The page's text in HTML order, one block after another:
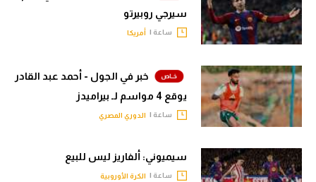
سيرجي روبيرتو
ساعة | أمريكا
خبر في الجول - أحمد عبد القادر
يوقع 4 مواسم لـ بيراميدز
ساعة | الدوري المصري
سيميوني: ألفاريز ليس للبيع
ساعة | الكرة الأوروبية